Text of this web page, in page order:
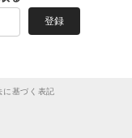
登録
に基づく表記